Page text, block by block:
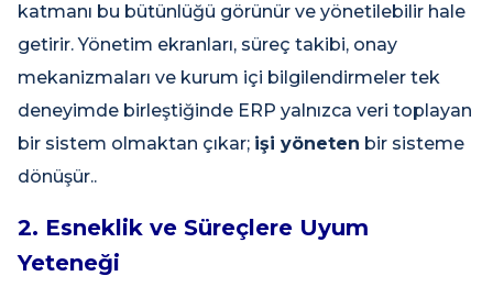
katmanı bu bütünlüğü görünür ve yönetilebilir hale
getirir. Yönetim ekranları, süreç takibi, onay
mekanizmaları ve kurum içi bilgilendirmeler tek
deneyimde birleştiğinde ERP yalnızca veri toplayan
bir sistem olmaktan çıkar; işi yöneten bir sisteme
dönüşür..
2. Esneklik ve Süreçlere Uyum
Yeteneği